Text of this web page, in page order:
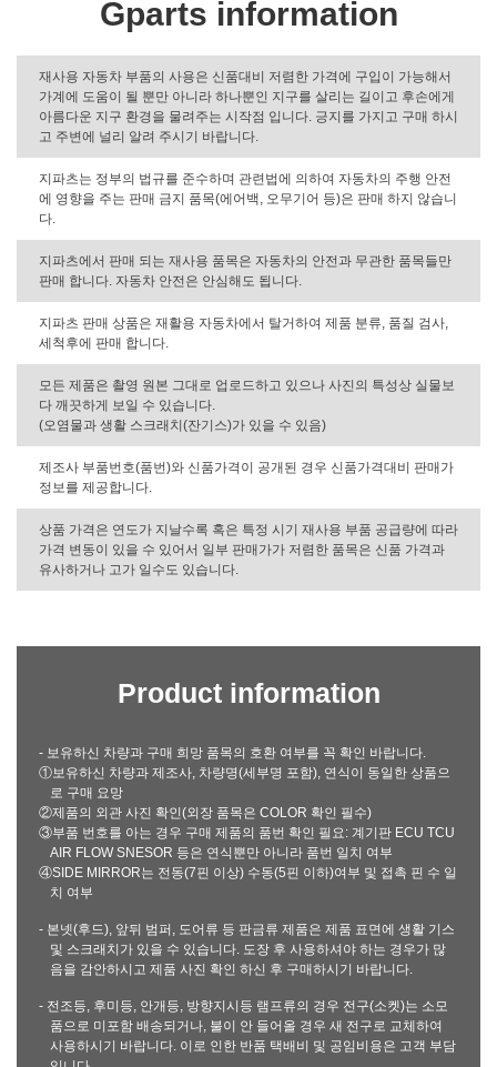
Gparts information
재사용 자동차 부품의 사용은 신품대비 저렴한 가격에 구입이 가능해서
가계에 도움이 될 뿐만 아니라 하나뿐인 지구를 살리는 길이고 후손에게
아름다운 지구 환경을 물려주는 시작점 입니다. 긍지를 가지고 구매 하시
고 주변에 널리 알려 주시기 바랍니다.
지파츠는 정부의 법규를 준수하며 관련법에 의하여 자동차의 주행 안전
에 영향을 주는 판매 금지 품목(에어백, 오무기어 등)은 판매 하지 않습니
다.
지파츠에서 판매 되는 재사용 품목은 자동차의 안전과 무관한 품목들만
판매 합니다. 자동차 안전은 안심해도 됩니다.
지파츠 판매 상품은 재활용 자동차에서 탈거하여 제품 분류, 품질 검사,
세척후에 판매 합니다.
모든 제품은 촬영 원본 그대로 업로드하고 있으나 사진의 특성상 실물보
다 깨끗하게 보일 수 있습니다.
(오염물과 생활 스크래치(잔기스)가 있을 수 있음)
제조사 부품번호(품번)와 신품가격이 공개된 경우 신품가격대비 판매가
정보를 제공합니다.
상품 가격은 연도가 지날수록 혹은 특정 시기 재사용 부품 공급량에 따라
가격 변동이 있을 수 있어서 일부 판매가가 저렴한 품목은 신품 가격과
유사하거나 고가 일수도 있습니다.
Product information
- 보유하신 차량과 구매 희망 품목의 호환 여부를 꼭 확인 바랍니다.
①보유하신 차량과 제조사, 차량명(세부명 포함), 연식이 동일한 상품으
로 구매 요망
②제품의 외관 사진 확인(외장 품목은 COLOR 확인 필수)
③부품 번호를 아는 경우 구매 제품의 품번 확인 필요: 계기판 ECU TCU
AIR FLOW SNESOR 등은 연식뿐만 아니라 품번 일치 여부
④SIDE MIRROR는 전동(7핀 이상) 수동(5핀 이하)여부 및 접촉 핀 수 일
치 여부
- 본넷(후드), 앞뒤 범퍼, 도어류 등 판금류 제품은 제품 표면에 생활 기스
및 스크래치가 있을 수 있습니다. 도장 후 사용하셔야 하는 경우가 많
음을 감안하시고 제품 사진 확인 하신 후 구매하시기 바랍니다.
- 전조등, 후미등, 안개등, 방향지시등 램프류의 경우 전구(소켓)는 소모
품으로 미포함 배송되거나, 불이 안 들어올 경우 새 전구로 교체하여
사용하시기 바랍니다. 이로 인한 반품 택배비 및 공임비용은 고객 부담